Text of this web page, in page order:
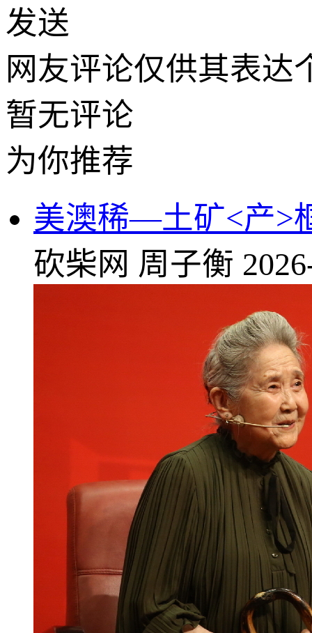
发送
网友评论仅供其表达
暂无评论
为你推荐
美澳稀—土矿<产>
砍柴网 周子衡